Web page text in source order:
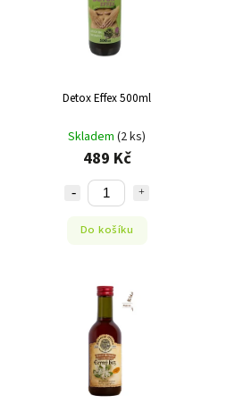
Detox Effex 500ml
Skladem (2 ks)
489 Kč
Do košíku